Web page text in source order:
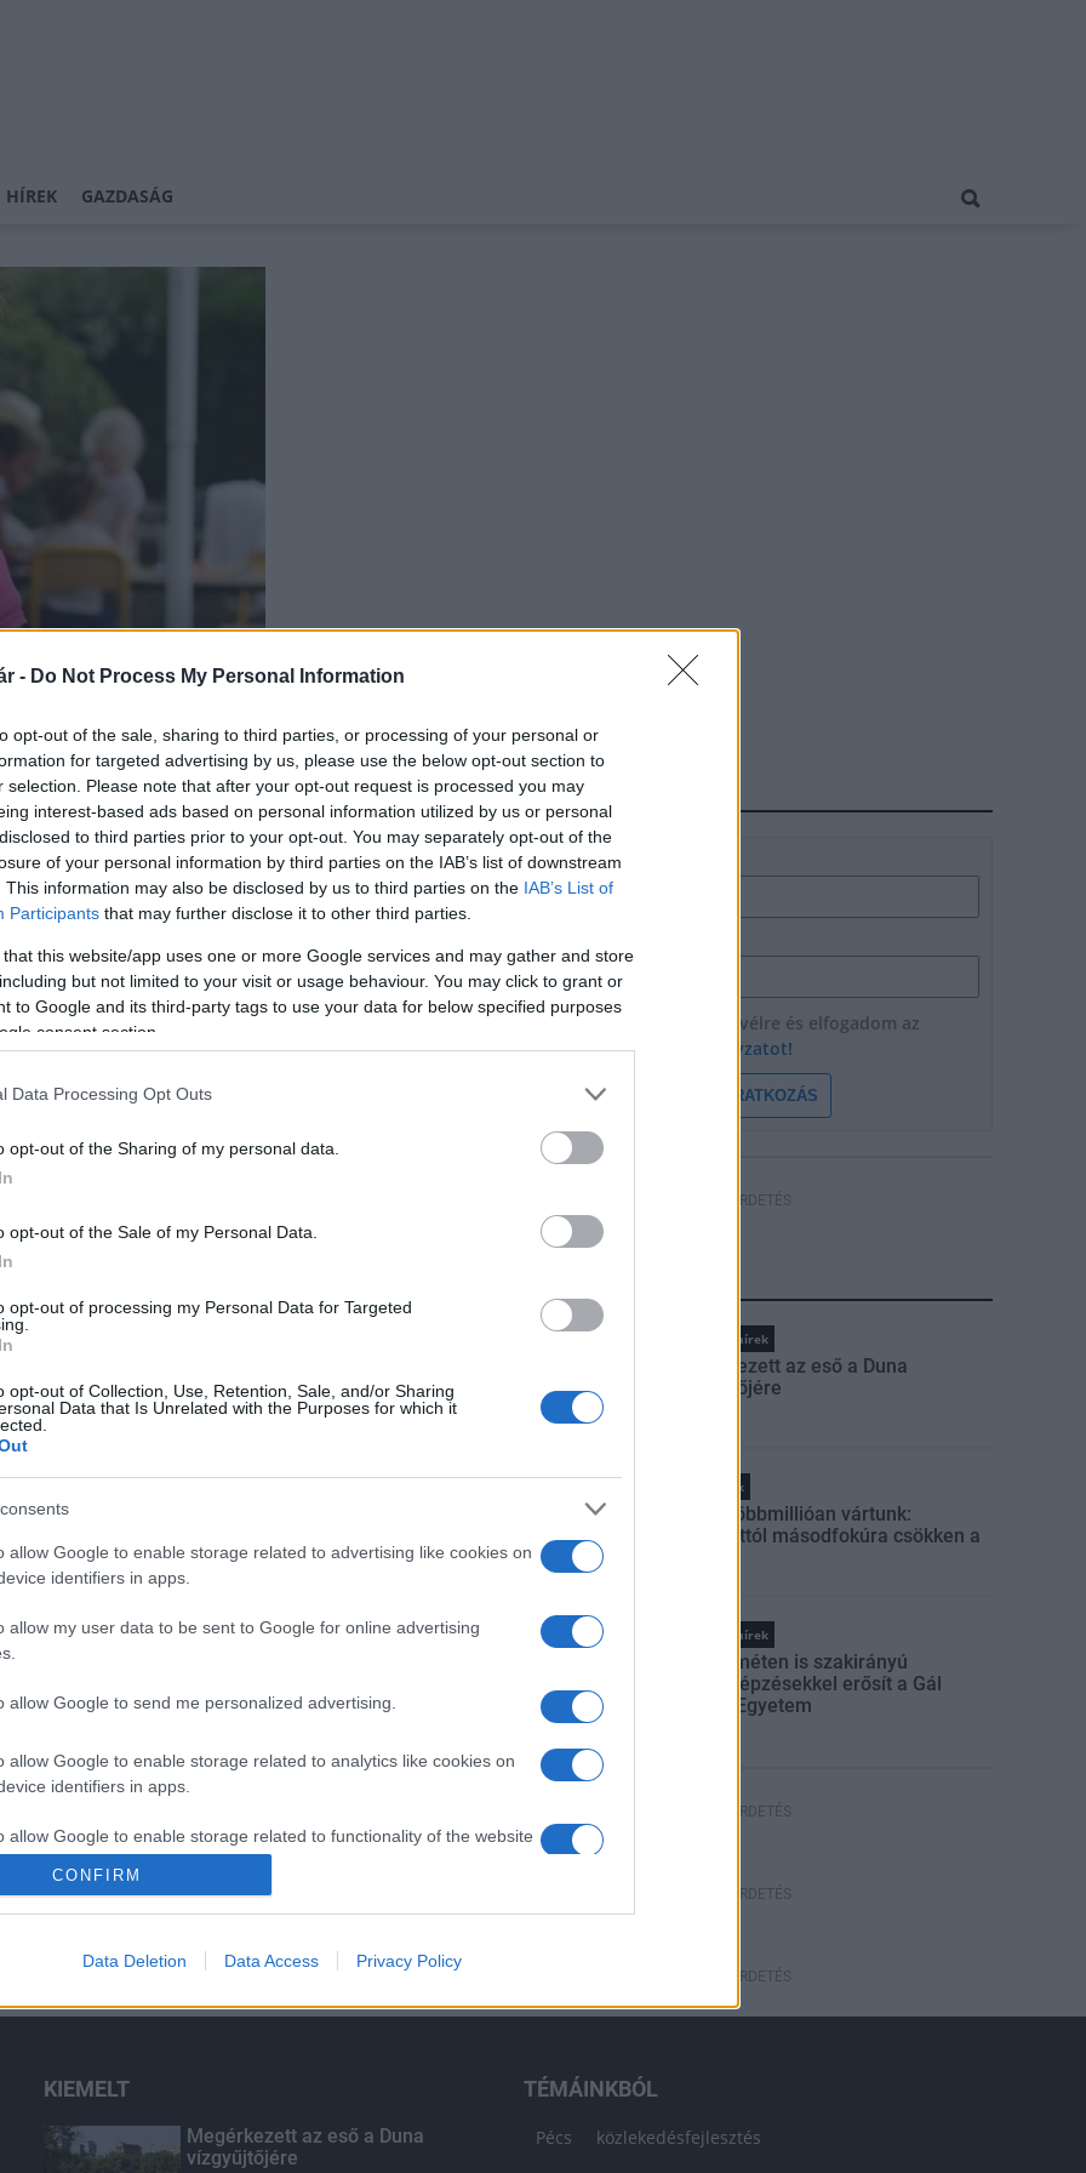
- Do Not Process My Personal Information
opt-out of the sale, sharing to third parties, or processing of your personal or
for targeted advertising by us, please use the below opt-out section to
selection. Please note that after your opt-out request is processed you may
interest-based ads based on personal information utilized by us or personal
to third parties prior to your opt-out. You may separately opt-out of the
of your personal information by third parties on the IAB’s list of downstream
This information may also be disclosed by us to third parties on the IAB’s List of
Participants that may further disclose it to other third parties.
that this website/app uses one or more Google services and may gather and store
but not limited to your visit or usage behaviour. You may click to grant or
to Google and its third-party tags to use your data for below specified purposes
consent section.
Data Processing Opt Outs
opt-out of the Sharing of my personal data.
opt-out of the Sale of my Personal Data.
opt-out of processing my Personal Data for Targeted
opt-out of Collection, Use, Retention, Sale, and/or Sharing
Data that Is Unrelated with the Purposes for which it
allow Google to enable storage related to advertising like cookies on
identifiers in apps.
allow my user data to be sent to Google for online advertising
allow Google to send me personalized advertising.
allow Google to enable storage related to analytics like cookies on
identifiers in apps.
allow Google to enable storage related to functionality of the website
allow Google to enable storage related to personalization.
allow Google to enable storage related to security, including
CONFIRM
Data Deletion Data Access Privacy Policy
HÍREK GAZDASÁG
indult
HÍRLEVÉL
Név
Feliratkozom a hírlevélre és elfogadom az
adatvédelmi szabályzatot!
FELIRATKOZÁS
HÍRDETÉS
Országos hírek
Megérkezett az eső a Duna
vízgyűjtőjére
Helyi hírek
Amire többmillióan vártunk:
szombattól másodfokúra csökken a
Országos hírek
Kecskeméten is szakirányú
továbbképzésekkel erősít a Gál
Ferenc Egyetem
HÍRDETÉS
HÍRDETÉS
HÍRDETÉS
KIEMELT
Megérkezett az eső a Duna
vízgyűjtőjére
TÉMÁINKBÓL
Pécs közlekedésfejlesztés